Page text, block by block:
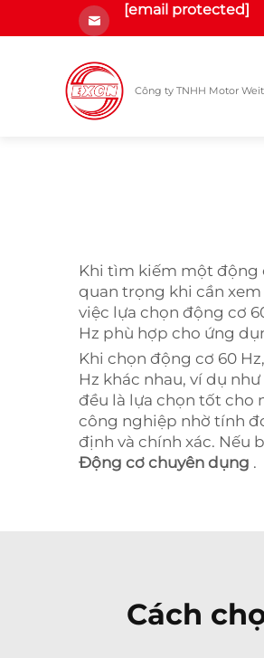
[email protected]
Công ty TNHH Motor
Khi tìm kiếm một động
quan trọng khi cần
việc lựa chọn động cơ
Hz phù hợp cho ứng
Khi chọn động cơ 60
Hz khác nhau, ví dụ
đều là lựa chọn tốt cho
công nghiệp nhờ tính
định và chính xác. Nếu
Động cơ chuyên dụng .
Cách